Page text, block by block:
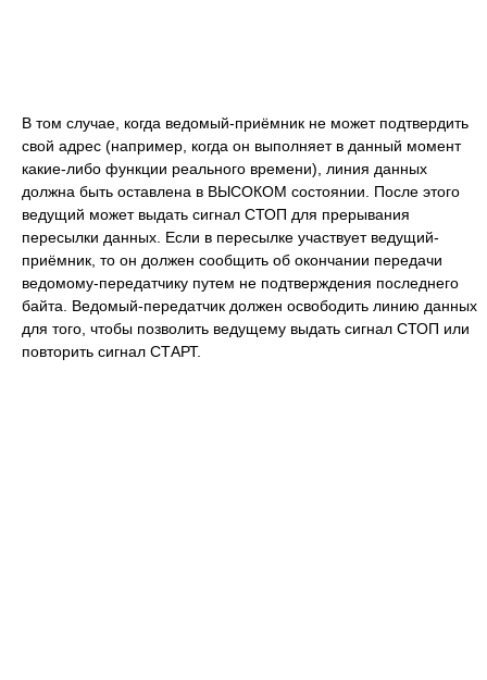
В том случае, когда ведомый-приёмник не может подтвердить
свой адрес (например, когда он выполняет в данный момент
какие-либо функции реального времени), линия данных
должна быть оставлена в ВЫСОКОМ состоянии. После этого
ведущий может выдать сигнал СТОП для прерывания
пересылки данных. Если в пересылке участвует ведущий-
приёмник, то он должен сообщить об окончании передачи
ведомому-передатчику путем не подтверждения последнего
байта. Ведомый-передатчик должен освободить линию данных
для того, чтобы позволить ведущему выдать сигнал СТОП или
повторить сигнал СТАРТ.